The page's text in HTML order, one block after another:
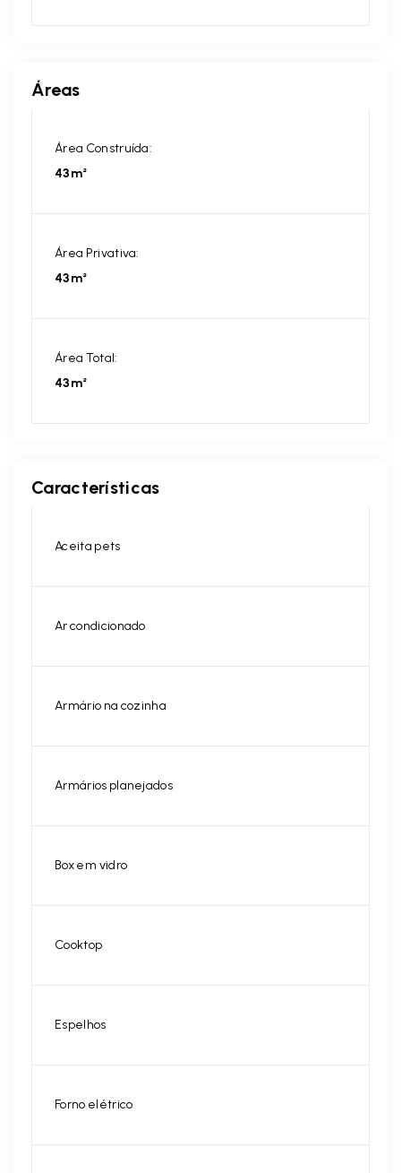
Áreas
Área Construída:
43m²
Área Privativa:
43m²
Área Total:
43m²
Características
Aceita pets
Ar condicionado
Armário na cozinha
Armários planejados
Box em vidro
Cooktop
Espelhos
Forno elétrico